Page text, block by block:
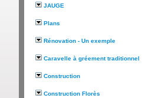
JAUGE
Plans
Rénovation - Un exemple
Caravelle à gréement traditionnel
Construction
Construction Florès